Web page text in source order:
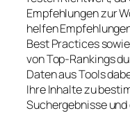
Empfehlungen zur
helfen
Best Practices
von Top-Rankings
Daten aus Tools
Ihre Inhalte zu
Suchergebnisse